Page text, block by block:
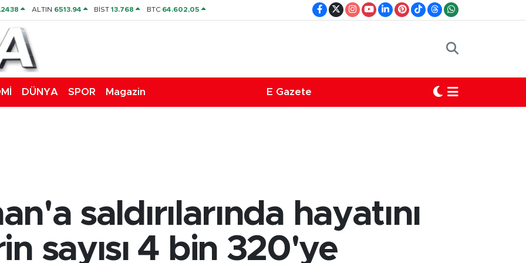
ALTIN 6513.94 BİST13.768 BTC 64.602,05
DÜNYA SPOR Magazin E Gazete
saldırılarında hayatını
sayısı 4 bin 320'ye